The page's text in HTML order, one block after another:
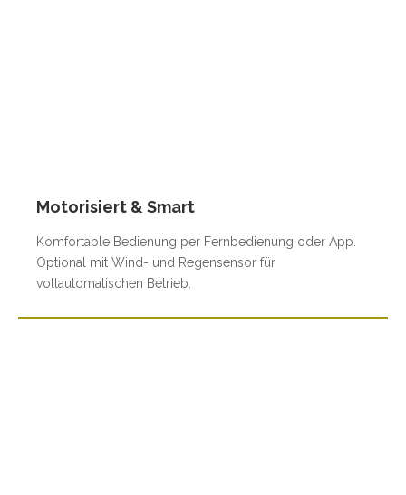
Motorisiert & Smart
Komfortable Bedienung per Fernbedienung oder App.
Optional mit Wind- und Regensensor für
vollautomatischen Betrieb.